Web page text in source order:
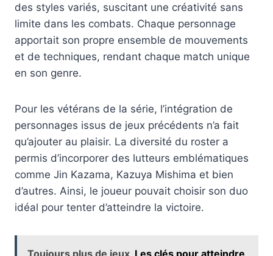
des styles variés, suscitant une créativité sans
limite dans les combats. Chaque personnage
apportait son propre ensemble de mouvements
et de techniques, rendant chaque match unique
en son genre.
Pour les vétérans de la série, l’intégration de
personnages issus de jeux précédents n’a fait
qu’ajouter au plaisir. La diversité du roster a
permis d’incorporer des lutteurs emblématiques
comme Jin Kazama, Kazuya Mishima et bien
d’autres. Ainsi, le joueur pouvait choisir son duo
idéal pour tenter d’atteindre la victoire.
Toujours plus de jeux Les clés pour atteindre